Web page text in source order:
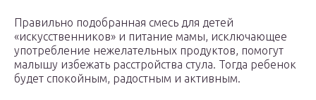
Правильно подобранная смесь для детей
«искусственников» и питание мамы, исключающее
употребление нежелательных продуктов, помогут
малышу избежать расстройства стула. Тогда ребенок
будет спокойным, радостным и активным.